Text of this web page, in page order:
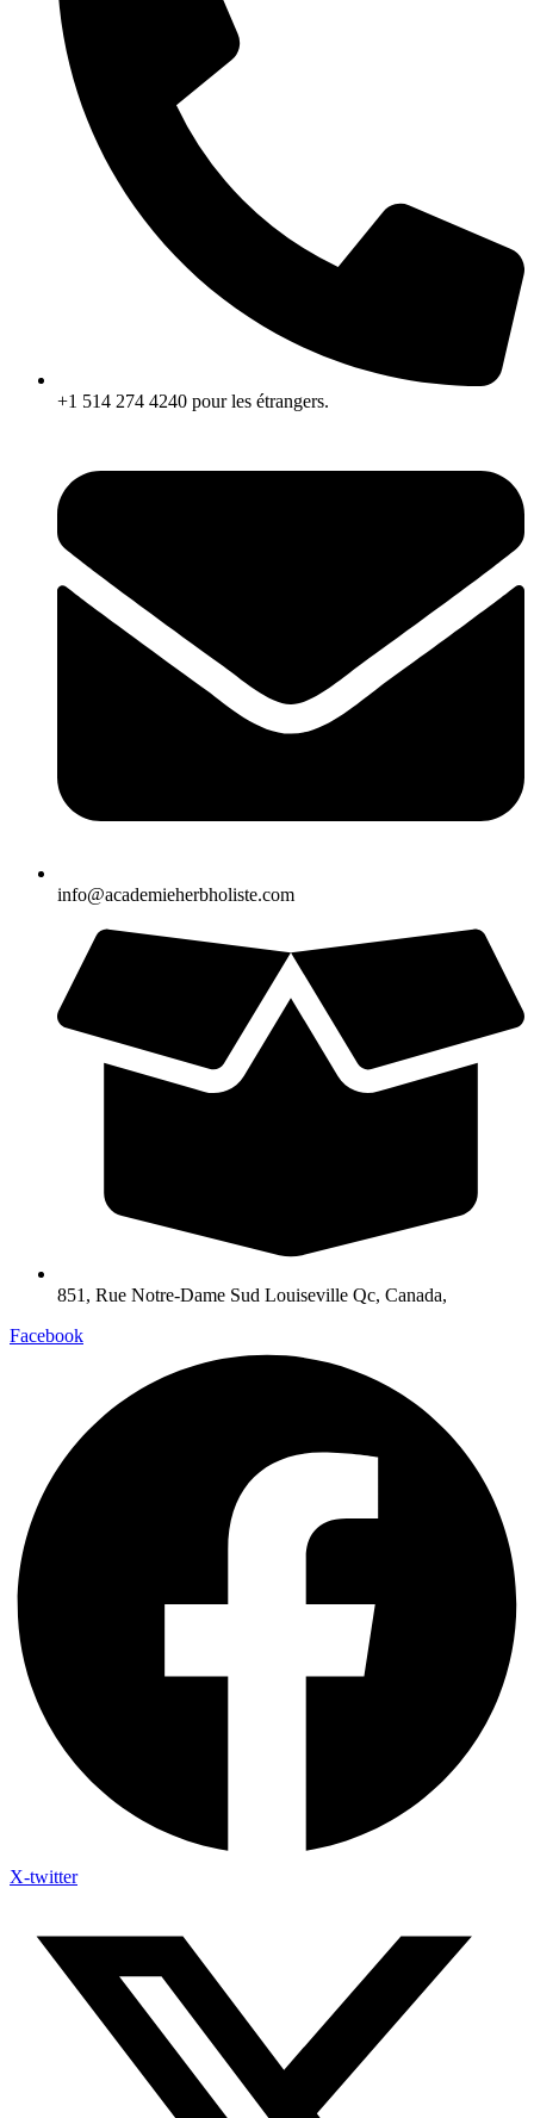
+1 514 274 4240 pour les étrangers.
info@academieherbholiste.com
851, Rue Notre-Dame Sud Louiseville Qc, Canada,
Facebook
X-twitter